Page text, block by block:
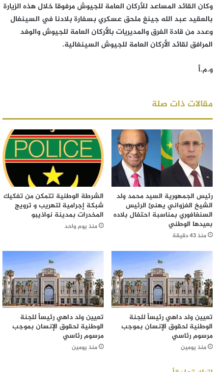
وكان القائد المساعد للأركان العامة للجيوش مرفوقا خلال هذه الزيارة
بالعقيد عبد الله جينغ ملحق عسكري بسفارة بلادنا في السينغال
وعدد من قادة الفرق والمديريات بالأركان العامة للجيوش والوفد
المرافق لقائد الأركان العامة للجيوش السينغالية.
و.م.أ
مقالات ذات صلة
رئيس الجمهورية السيد محمد ولد
الشيخ الغزواني يهنئ الرئيس
السنغافوري بمناسبة احتفال بلاده
بعيدها الوطني
منذ 43 دقيقة
الشرطة الوطنية تتمكن من تفكيك
شبكة إجرامية لتهريب و ترويج
المخدرات بمدينة نواذيبو
منذ يوم واحد
تعيين ولد داهي رئيساً للجنة
الوطنية لحقوق الإنسان بموجب
مرسوم رئاسي
منذ يومين
تعيين ولد داهي رئيساً للجنة
الوطنية لحقوق الإنسان بموجب
مرسوم رئاسي
منذ يومين